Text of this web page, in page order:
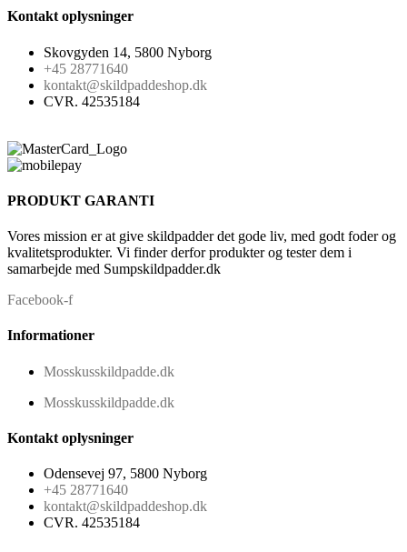
Kontakt oplysninger
Skovgyden 14, 5800 Nyborg
+45 28771640
kontakt@skildpaddeshop.dk
CVR. 42535184
PRODUKT GARANTI
Vores mission er at give skildpadder det gode liv, med godt foder og
kvalitetsprodukter. Vi finder derfor produkter og tester dem i
samarbejde med Sumpskildpadder.dk
Facebook-f
Informationer
Mosskusskildpadde.dk
Mosskusskildpadde.dk
Kontakt oplysninger
Odensevej 97, 5800 Nyborg
+45 28771640
kontakt@skildpaddeshop.dk
CVR. 42535184